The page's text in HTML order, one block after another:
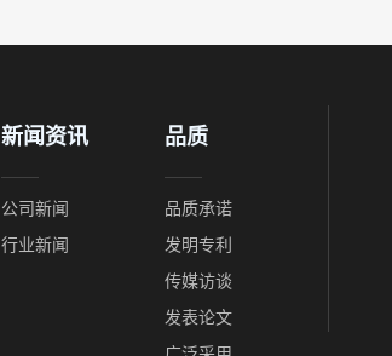
新闻资讯
公司新闻
行业新闻
品质
品质承诺
发明专利
传媒访谈
发表论文